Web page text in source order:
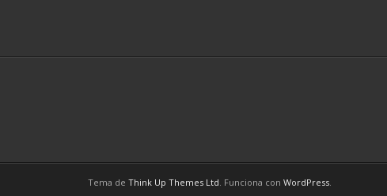
Tema de Think Up Themes Ltd. Funciona con WordPress.